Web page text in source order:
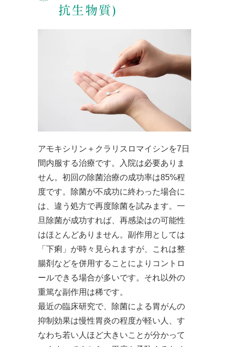
抗生物質)
アモキシリン＋クラリスロマイシンを7日
間内服する治療です。入院は必要ありま
せん。初回の除菌治療の成功率は85%程
度です。除菌が不成功に終わった場合に
は、違う処方で再度除菌を試みます。一
旦除菌が成功すれば、再感染はの可能性
はほとんどありません。副作用としては
「下痢」が時々見られますが、これは整
腸剤などを併用することによりコントロ
ールできる場合が多いです。それ以外の
重篤な副作用は稀です。
最近の臨床研究で、除菌による胃がんの
抑制効果は慢性胃炎の程度が軽い人、す
なわち若い人ほど大きいことが分かって